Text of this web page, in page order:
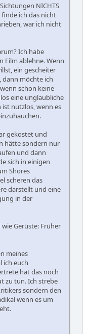
NICHTS
ich das nicht
war ich nicht
Ich habe
Film ablehne. Wenn
ein gescheiter
dann möchte ich
schon keine
eine unglaubliche
nutzlos, wenn es
gekostet und
hätte sondern nur
und dann
sich in einigen
Shores
scheren das
darstellt und eine
in der
Gerüste: Früher
meines
ich euch
hat das noch
zu tun. Ich strebe
sondern den
wenn es um